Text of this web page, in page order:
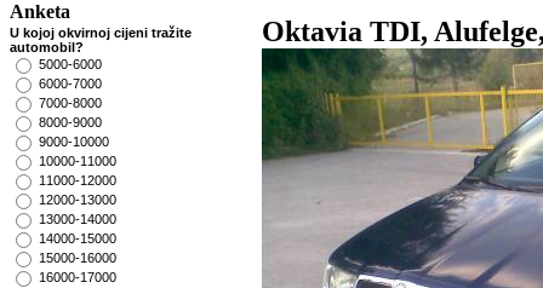
Anketa
U kojoj okvirnoj cijeni tražite
automobil?
5000-6000
6000-7000
7000-8000
8000-9000
9000-10000
10000-11000
11000-12000
12000-13000
13000-14000
14000-15000
15000-16000
16000-17000
Oktavia TDI,